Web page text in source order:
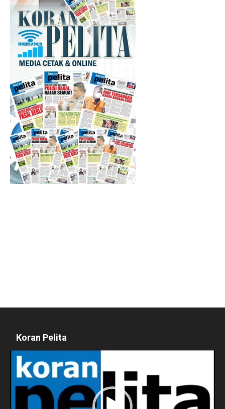
Koran Pelita
Pemutar
Video